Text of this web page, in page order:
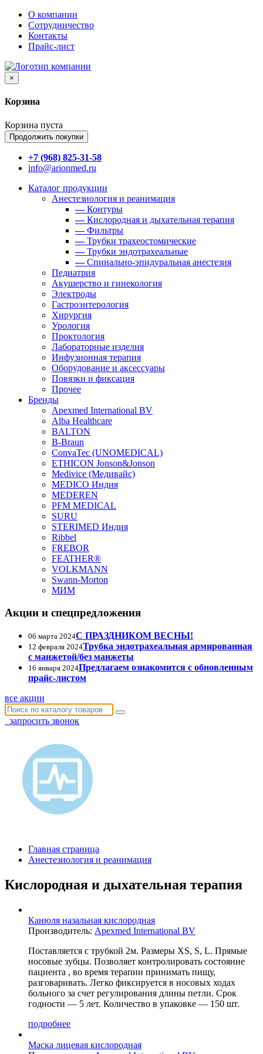
О компании
Сотрудничество
Контакты
Прайс-лист
×
Корзина
Корзина пуста
Продолжить покупки
+7 (968) 825-31-58
info@arionmed.ru
Каталог продукции
Анестезиология и реанимация
—Контуры
—Кислородная и дыхательная терапия
—Фильтры
—Трубки трахеостомические
—Трубки эндотрахеальные
—Спинально-эпидуральная анестезия
Педиатрия
Акушерство и гинекология
Электроды
Гастроэнтерология
Хирургия
Урология
Проктология
Лабораторные изделия
Инфузионная терапия
Оборудование и аксессуары
Повязки и фиксация
Прочее
Бренды
Apexmed International BV
Alba Healthcare
BALTON
B-Braun
ConvaTec (UNOMEDICAL)
ETHICON Jonson&Jonson
Medivice (Медивайс)
MEDICO Индия
MEDEREN
PFM MEDICAL
SURU
STERIMED Индия
Ribbel
FREBOR
FEATHER®
VOLKMANN
Swann-Morton
МИМ
Акции и спецпредложения
06 марта 2024С ПРАЗДНИКОМ ВЕСНЫ!
12 февраля 2024Трубка эндотрахеальная армированная
с манжетой/без манжеты
16 января 2024Предлагаем ознакомится с обновленным
прайс-листом
все акции
запросить звонок
Главная страница
Анестезиология и реанимация
Кислородная и дыхательная терапия
Канюля назальная кислородная
Производитель: Apexmed International BV
Поставляется с трубкой 2м. Размеры XS, S, L. Прямые
носовые зубцы. Позволяет контролировать состояние
пациента , во время терапии принимать пищу,
разговаривать. Легко фиксируется в носовых ходах
больного за счет регулирования длины петли. Срок
годности — 5 лет. Количество в упаковке — 150 шт.
подробнее
Маска лицевая кислородная